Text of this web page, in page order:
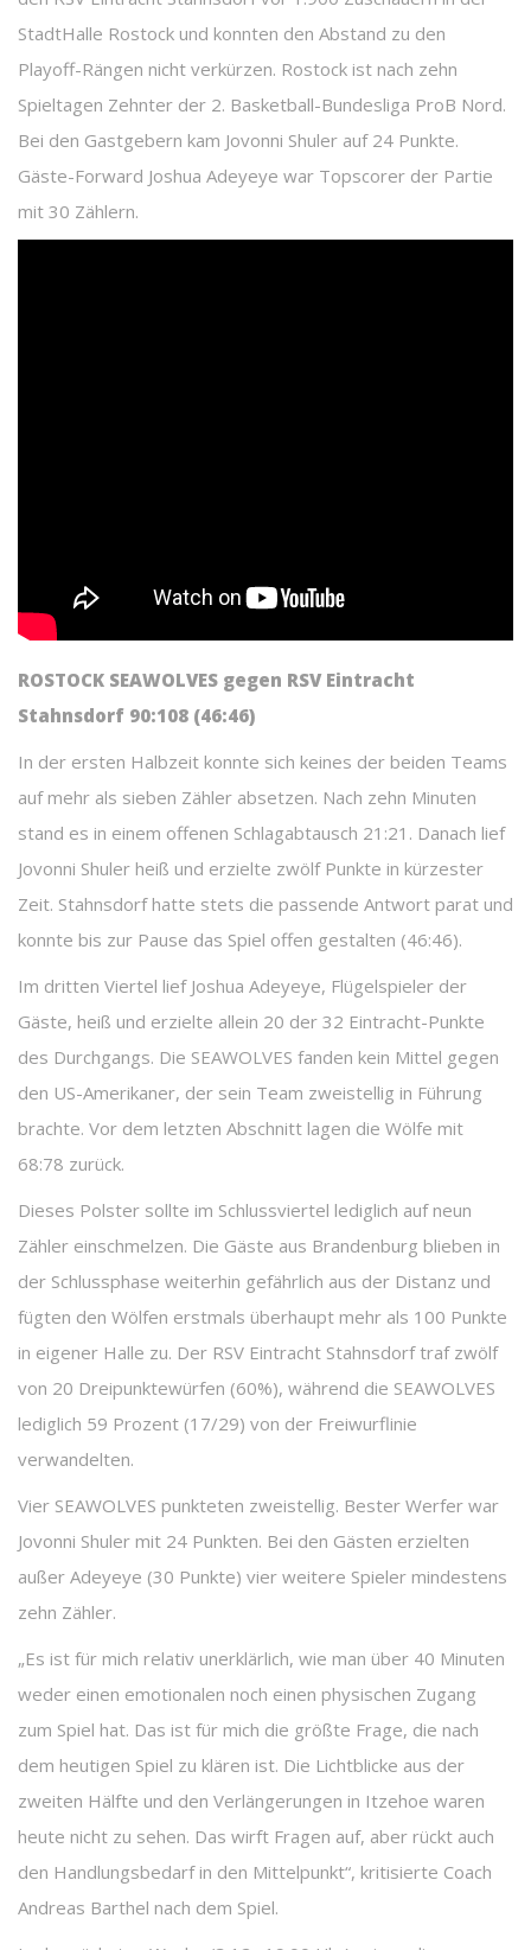
StadtHalle Rostock und konnten den Abstand zu den
Playoff-Rängen nicht verkürzen. Rostock ist nach zehn
Spieltagen Zehnter der 2. Basketball-Bundesliga ProB Nord.
Bei den Gastgebern kam Jovonni Shuler auf 24 Punkte.
Gäste-Forward Joshua Adeyeye war Topscorer der Partie
mit 30 Zählern.
ROSTOCK SEAWOLVES gegen RSV Eintracht
Stahnsdorf 90:108 (46:46)
In der ersten Halbzeit konnte sich keines der beiden Teams
auf mehr als sieben Zähler absetzen. Nach zehn Minuten
stand es in einem offenen Schlagabtausch 21:21. Danach lief
Jovonni Shuler heiß und erzielte zwölf Punkte in kürzester
Zeit. Stahnsdorf hatte stets die passende Antwort parat und
konnte bis zur Pause das Spiel offen gestalten (46:46).
Im dritten Viertel lief Joshua Adeyeye, Flügelspieler der
Gäste, heiß und erzielte allein 20 der 32 Eintracht-Punkte
des Durchgangs. Die SEAWOLVES fanden kein Mittel gegen
den US-Amerikaner, der sein Team zweistellig in Führung
brachte. Vor dem letzten Abschnitt lagen die Wölfe mit
68:78 zurück.
Dieses Polster sollte im Schlussviertel lediglich auf neun
Zähler einschmelzen. Die Gäste aus Brandenburg blieben in
der Schlussphase weiterhin gefährlich aus der Distanz und
fügten den Wölfen erstmals überhaupt mehr als 100 Punkte
in eigener Halle zu. Der RSV Eintracht Stahnsdorf traf zwölf
von 20 Dreipunktewürfen (60%), während die SEAWOLVES
lediglich 59 Prozent (17/29) von der Freiwurflinie
verwandelten.
Vier SEAWOLVES punkteten zweistellig. Bester Werfer war
Jovonni Shuler mit 24 Punkten. Bei den Gästen erzielten
außer Adeyeye (30 Punkte) vier weitere Spieler mindestens
zehn Zähler.
„Es ist für mich relativ unerklärlich, wie man über 40 Minuten
weder einen emotionalen noch einen physischen Zugang
zum Spiel hat. Das ist für mich die größte Frage, die nach
dem heutigen Spiel zu klären ist. Die Lichtblicke aus der
zweiten Hälfte und den Verlängerungen in Itzehoe waren
heute nicht zu sehen. Das wirft Fragen auf, aber rückt auch
den Handlungsbedarf in den Mittelpunkt“, kritisierte Coach
Andreas Barthel nach dem Spiel.